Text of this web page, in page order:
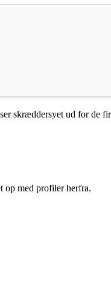
skræddersyet ud for de
op med profiler herfra.